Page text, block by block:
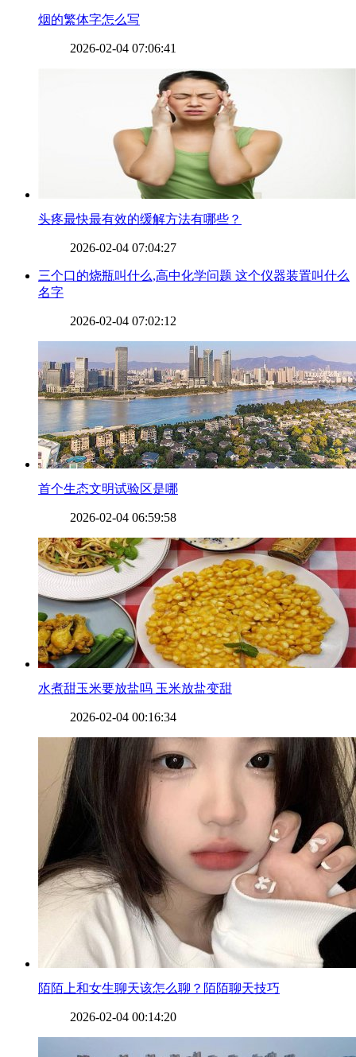
​烟的繁体字怎么写
2026-02-04 07:06:41
​头疼最快最有效的缓解方法有哪些？
2026-02-04 07:04:27
​三个口的烧瓶叫什么,高中化学问题 这个仪器装置叫什么
名字
2026-02-04 07:02:12
​首个生态文明试验区是哪
2026-02-04 06:59:58
​水煮甜玉米要放盐吗 玉米放盐变甜
2026-02-04 00:16:34
​陌陌上和女生聊天该怎么聊？陌陌聊天技巧
2026-02-04 00:14:20